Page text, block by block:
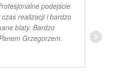
podejście
realizacji i bardzo
blaty. Bardzo
Grzegorzem.